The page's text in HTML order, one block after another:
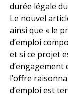
durée légale
Le nouvel
ainsi que « le
d’emploi
et si ce projet
l’offre
d’emploi est